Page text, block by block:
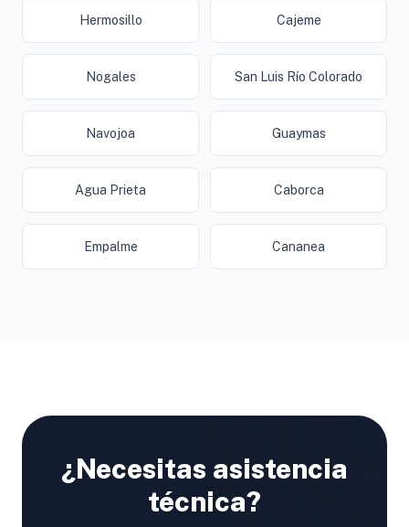
Hermosillo Cajeme
Nogales San Luis Río Colorado
Navojoa Guaymas
Agua Prieta Caborca
Empalme Cananea
¿Necesitas asistencia
técnica?